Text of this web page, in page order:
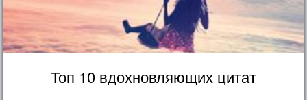
Топ 10 вдохновляющих цитат